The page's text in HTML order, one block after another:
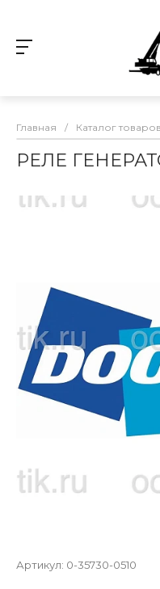
Главная / Каталог товаров
РЕЛЕ
Артикул: 0-35730-0510